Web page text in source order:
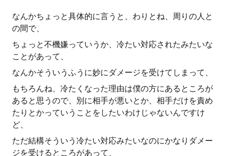
なんかちょっと具体的に言うと、わりとね、周りの人と
の間で、
ちょっと不機嫌っていうか、冷たい対応されたみたいな
ことがあって、
なんかそういうふうに妙にダメージを受けてしまって、
もちろんね、冷たくなった理由は僕の方にあるところが
あると思うので、別に相手が悪いとか、相手だけを責め
たりとかっていうことをしたいわけじゃないんですけ
ど、
ただ結構そういう冷たい対応みたいなのにかなりダメー
ジを受けるところがあって、